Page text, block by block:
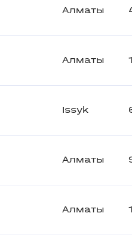
Алматы
Алматы
Issyk
Алматы
Алматы